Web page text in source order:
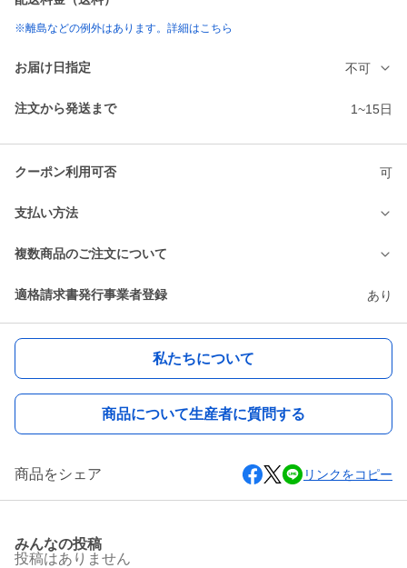
※離島などの例外はあります。詳細はこちら
お届け日指定 不可
注文から発送まで 1~15日
クーポン利用可否 可
支払い方法
複数商品のご注文について
適格請求書発行事業者登録 あり
私たちについて
商品について生産者に質問する
商品をシェア リンクをコピー
みんなの投稿
投稿はありません